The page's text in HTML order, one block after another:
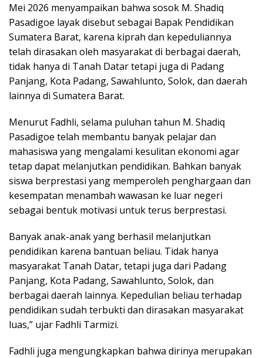
Mei 2026 menyampaikan bahwa sosok M. Shadiq
Pasadigoe layak disebut sebagai Bapak Pendidikan
Sumatera Barat, karena kiprah dan kepeduliannya
telah dirasakan oleh masyarakat di berbagai daerah,
tidak hanya di Tanah Datar tetapi juga di Padang
Panjang, Kota Padang, Sawahlunto, Solok, dan daerah
lainnya di Sumatera Barat.
Menurut Fadhli, selama puluhan tahun M. Shadiq
Pasadigoe telah membantu banyak pelajar dan
mahasiswa yang mengalami kesulitan ekonomi agar
tetap dapat melanjutkan pendidikan. Bahkan banyak
siswa berprestasi yang memperoleh penghargaan dan
kesempatan menambah wawasan ke luar negeri
sebagai bentuk motivasi untuk terus berprestasi.
Banyak anak-anak yang berhasil melanjutkan
pendidikan karena bantuan beliau. Tidak hanya
masyarakat Tanah Datar, tetapi juga dari Padang
Panjang, Kota Padang, Sawahlunto, Solok, dan
berbagai daerah lainnya. Kepedulian beliau terhadap
pendidikan sudah terbukti dan dirasakan masyarakat
luas,” ujar Fadhli Tarmizi.
Fadhli juga mengungkapkan bahwa dirinya merupakan